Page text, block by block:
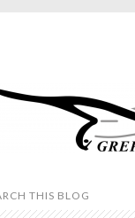
THIS BLOG